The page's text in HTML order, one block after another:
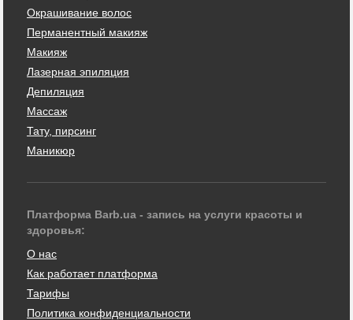
Окрашивание волос
Перманентный макияж
Макияж
Лазерная эпиляция
Депиляция
Массаж
Тату, пирсинг
Маникюр
Платформа Barb.ua - запись на услуги красоты и
здоровья:
О нас
Как работает платформа
Тарифы
Политика конфиденциальности